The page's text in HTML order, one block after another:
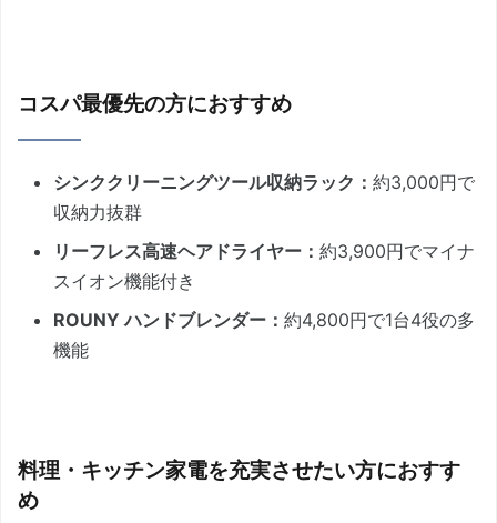
コスパ最優先の方におすすめ
シンククリーニングツール収納ラック： 約3,000円で
収納力抜群
リーフレス高速ヘアドライヤー： 約3,900円でマイナ
スイオン機能付き
ROUNY ハンドブレンダー： 約4,800円で1台4役の多
機能
料理・キッチン家電を充実させたい方におすす
め